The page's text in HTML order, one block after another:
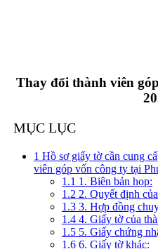
Thay đổi thành viên
MỤC LỤC
1 Hồ sơ giấy tờ cần cung
viên góp vốn công ty tại
1.1 1. Biên bản họp:
1.2 2. Quyết định
1.3 3. Hợp đồng
1.4 4. Giấy tờ của
1.5 5. Giấy chứng
1.6 6. Giấy tờ khác: